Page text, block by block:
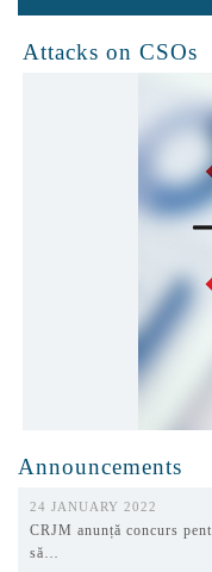
Attacks on CSOs
Announcements
24 JANUARY 2022
CRJM anunță concurs
să…